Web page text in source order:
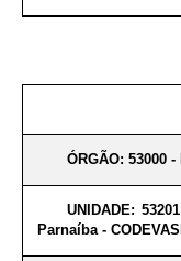
ÓRGÃO: 53000
UNIDADE:
Parnaíba -